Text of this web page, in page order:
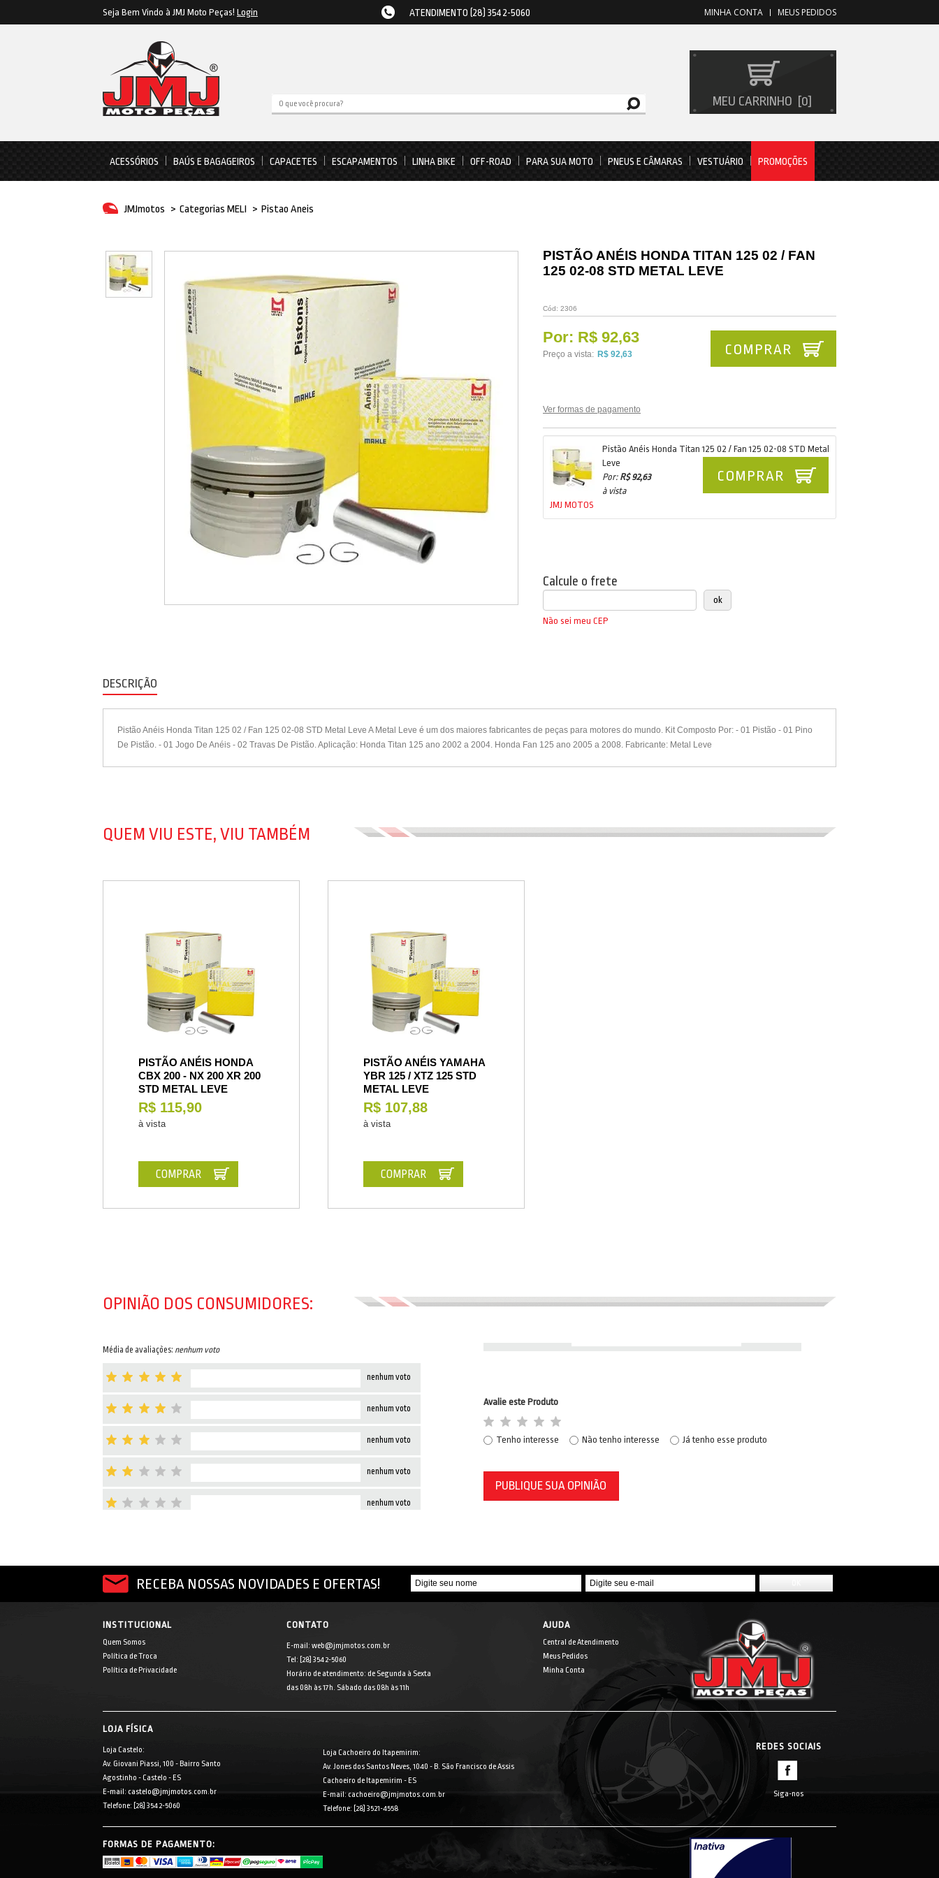
Seja Bem Vindo à JMJ Moto Peças! Login ATENDIMENTO (28) 3542-5060 MEUS PEDIDOS
MINHA CONTA
MEU CARRINHO 0
ACESSÓRIOS BAÚS E BAGAGEIROS CAPACETES ESCAPAMENTOS LINHA BIKE OFF-ROAD PARA SUA MOTO PNEUS E CÂMARAS VESTUÁRIO PROMOÇÕES
JMJmotos > Categorias MELI > Pistao Aneis
PISTÃO ANÉIS HONDA TITAN 125 02 / FAN
125 02-08 STD METAL LEVE
Cód: 2306
Por: R$ 92,63
Preço a vista: R$ 92,63
Ver formas de pagamento
Pistão Anéis Honda Titan 125 02 / Fan 125 02-08 STD Metal
Leve
Por: R$ 92,63
à vista
COMPRAR
JMJ MOTOS
COMPRAR
Calcule o frete
Não sei meu CEP
DESCRIÇÃO
Pistão Anéis Honda Titan 125 02 / Fan 125 02-08 STD Metal Leve A Metal Leve é um dos maiores fabricantes de peças para motores do mundo. Kit Composto Por: - 01 Pistão - 01 Pino
De Pistão. - 01 Jogo De Anéis - 02 Travas De Pistão. Aplicação: Honda Titan 125 ano 2002 a 2004. Honda Fan 125 ano 2005 a 2008. Fabricante: Metal Leve
QUEM VIU ESTE, VIU TAMBÉM
PISTÃO ANÉIS HONDA
CBX 200 - NX 200 XR 200
STD METAL LEVE
R$ 115,90
à vista
COMPRAR
PISTÃO ANÉIS YAMAHA
YBR 125 / XTZ 125 STD
METAL LEVE
R$ 107,88
à vista
COMPRAR
OPINIÃO DOS CONSUMIDORES:
Média de avaliações: nenhum voto
nenhum voto
nenhum voto
nenhum voto
nenhum voto
nenhum voto
Avalie este Produto
Tenho interesse Não tenho interesse Já tenho esse produto
PUBLIQUE SUA OPINIÃO
RECEBA NOSSAS NOVIDADES E OFERTAS!
INSTITUCIONAL
Quem Somos
Política de Troca
Política de Privacidade
CONTATO
E-mail: web@jmjmotos.com.br
Tel: [28] 3542-5060
Horário de atendimento: de Segunda à Sexta
das 08h às 17h. Sábado das 08h às 11h
AJUDA
Central de Atendimento
Meus Pedidos
Minha Conta
LOJA FÍSICA
Loja Castelo:
Av. Giovani Piassi, 100 - Bairro Santo
Agostinho - Castelo - ES
E-mail: castelo@jmjmotos.com.br
Telefone: [28] 3542-5060
Loja Cachoeiro do Itapemirim:
Av. Jones dos Santos Neves, 1040 - B. São Francisco de Assis
Cachoeiro de Itapemirim - ES
E-mail: cachoeiro@jmjmotos.com.br
Telefone: [28] 3521-4558
REDES SOCIAIS
Siga-nos
FORMAS DE PAGAMENTO: